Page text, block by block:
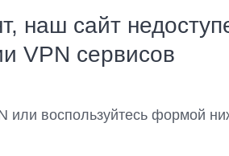
наш сайт
VPN сервисов
или воспользуйтесь формой